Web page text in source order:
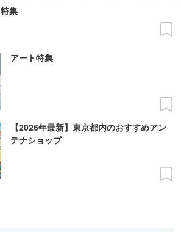
集
アート特集
【2026年最新】東京都内のおすすめアン
テナショップ